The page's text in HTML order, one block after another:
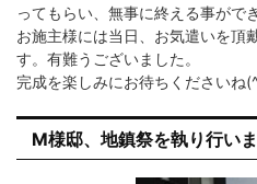
ってもらい、無事に終える事がで
お施主様には当日、お気遣いを頂
す。有難うございました。
完成を楽しみにお待ちくださいね
M様邸、地鎮祭を執り行い